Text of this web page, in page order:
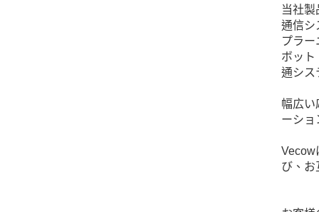
当社
通信シ
プラ
ボット
通シス
幅広い
ーショ
Vecow
び、お